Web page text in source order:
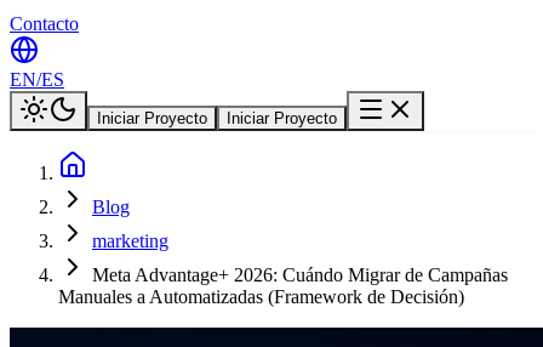
Contacto
EN/ES
Iniciar Proyecto Iniciar Proyecto
Blog
marketing
Meta Advantage+ 2026: Cuándo Migrar de Campañas
Manuales a Automatizadas (Framework de Decisión)